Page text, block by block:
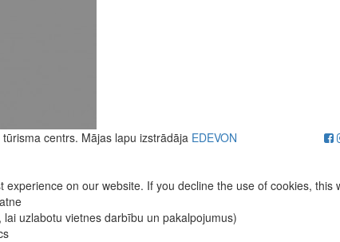
centrs. Mājas lapu izstrādāja EDEVON
on our website. If you decline the use of cookies, this
lai uzlabotu vietnes darbību un pakalpojumus)